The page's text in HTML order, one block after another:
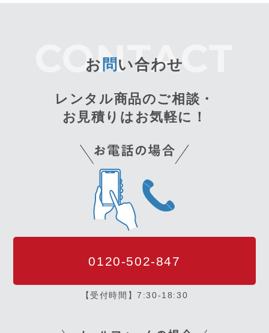
お 問 い合わせ
レンタル商品のご相談・
お見積りはお気軽に！
0120-502-847
【受付時間】7:30-18:30